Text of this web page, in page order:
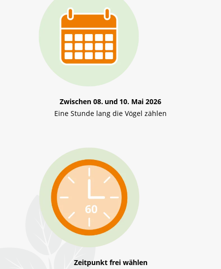
Zwischen 08. und 10. Mai 2026
Eine Stunde lang die Vögel zählen
Zeitpunkt frei wählen